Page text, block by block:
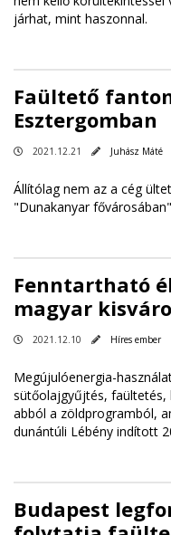
járhat, mint haszonnal.
Faültető
Esztergomban
2021.12.21 Juhász Máté
Állítólag nem az a cég
"Dunakanyar
Fenntartható
magyar
2021.12.10 Híres ember
Megújulóenergia-
sütőolajgyűjtés, faültetés,
abból a zöldprogramból,
dunántúli Lébény indított
Budapest